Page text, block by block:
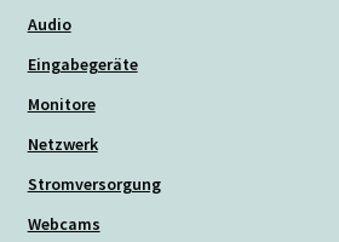
Audio
Eingabegeräte
Monitore
Netzwerk
Stromversorgung
Webcams